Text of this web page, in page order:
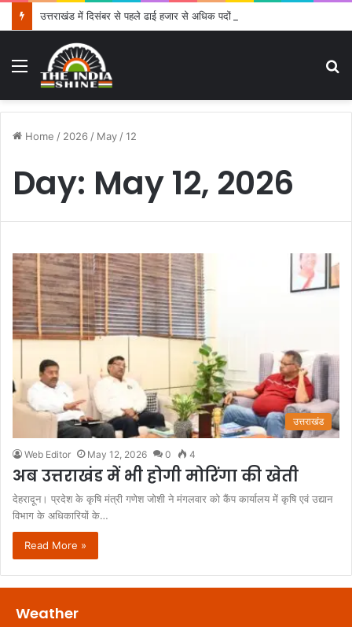
उत्तराखंड में दिसंबर से पहले ढाई हजार से अधिक पदों के लिए भरे जाएंगे फार्म
Menu
Home / 2026 / May /12
Day: May 12, 2026
उत्तराखंड
Web Editor May 12, 2026 0 4
अब उत्तराखंड में भी होगी मोरिंगा की खेती
देहरादून। प्रदेश के कृषि मंत्री गणेश जोशी ने मंगलवार को कैंप कार्यालय में कृषि एवं उद्यान
विभाग के अधिकारियों के…
Read More »
Weather